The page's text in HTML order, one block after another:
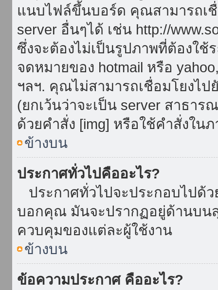
แนบไฟล์ขึ้นบอร์ด คุณสามารถเชื่
server อื่นๆได้ เช่น http://
ซึ่งจะต้องไม่เป็นรูปภาพที่ต้องใ
จดหมายของ hotmail หรือ
ฯลฯ. คุณไม่สามารถเชื่อมโยงไ
(ยกเว้นว่าจะเป็น server สาธาร
ด้วยคำสั่ง [img] หรือใช้คำสั่งใ
ข้างบน
ประกาศทั่วไปคืออะไร?
ประกาศทั่วไปจะประกอบไปด้
บอกคุณ มันจะปรากฏอยู่ด้านบน
ควบคุมของแต่ละผู้ใช้งาน
ข้างบน
ข้อความประกาศ คืออะไร?